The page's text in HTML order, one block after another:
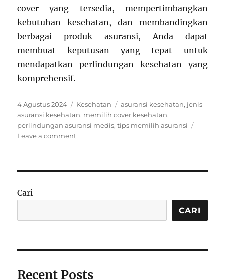
cover yang tersedia, mempertimbangkan
kebutuhan kesehatan, dan membandingkan
berbagai produk asuransi, Anda dapat
membuat keputusan yang tepat untuk
mendapatkan perlindungan kesehatan yang
komprehensif.
Posted
on
4 Agustus 2024 Categories
Kesehatan Tags
asuransi kesehatan, jenis
asuransi kesehatan, memilih cover kesehatan,
perlindungan asuransi medis,tips memilih asuransi
Leave a commenton
Tepat
Cari
CARI
Recent Posts